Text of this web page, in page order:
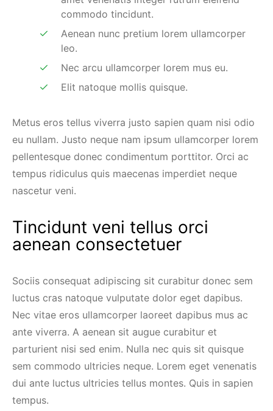
commodo tincidunt.
Aenean nunc pretium lorem ullamcorper
leo.
Nec arcu ullamcorper lorem mus eu.
Elit natoque mollis quisque.
Metus eros tellus viverra justo sapien quam nisi odio
eu nullam. Justo neque nam ipsum ullamcorper lorem
pellentesque donec condimentum porttitor. Orci ac
tempus ridiculus quis maecenas imperdiet neque
nascetur veni.
Tincidunt veni tellus orci
aenean consectetuer
Sociis consequat adipiscing sit curabitur donec sem
luctus cras natoque vulputate dolor eget dapibus.
Nec vitae eros ullamcorper laoreet dapibus mus ac
ante viverra. A aenean sit augue curabitur et
parturient nisi sed enim. Nulla nec quis sit quisque
sem commodo ultricies neque. Lorem eget venenatis
dui ante luctus ultricies tellus montes. Quis in sapien
tempus.